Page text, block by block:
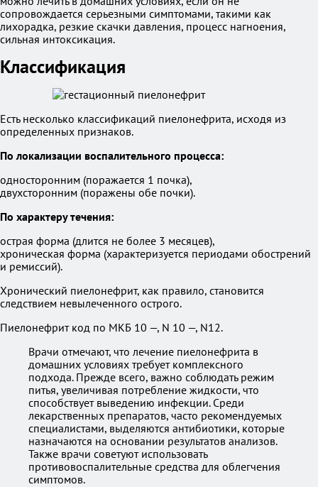
сопровождается серьезными симптомами, такими как
лихорадка, резкие скачки давления, процесс нагноения,
сильная интоксикация.
Классификация
Есть несколько классификаций пиелонефрита, исходя из
определенных признаков.
По локализации воспалительного процесса:
односторонним (поражается 1 почка),
двухсторонним (поражены обе почки).
По характеру течения:
острая форма (длится не более 3 месяцев),
хроническая форма (характеризуется периодами обострений
и ремиссий).
Хронический пиелонефрит, как правило, становится
следствием невылеченного острого.
Пиелонефрит код по МКБ 10 —, N 10 —, N12.
Врачи отмечают, что лечение пиелонефрита в
домашних условиях требует комплексного
подхода. Прежде всего, важно соблюдать режим
питья, увеличивая потребление жидкости, что
способствует выведению инфекции. Среди
лекарственных препаратов, часто рекомендуемых
специалистами, выделяются антибиотики, которые
назначаются на основании результатов анализов.
Также врачи советуют использовать
противовоспалительные средства для облегчения
симптомов.